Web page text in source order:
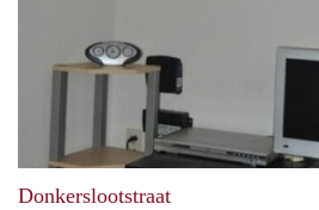
Donkerslootstraat